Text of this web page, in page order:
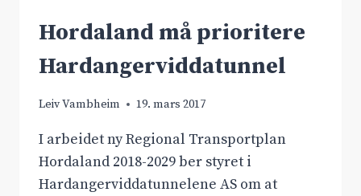
Hordaland må prioritere
Hardangerviddatunnel
Leiv Vambheim 19. mars 2017
I arbeidet ny Regional Transportplan
Hordaland 2018-2029 ber styret i
Hardangerviddatunnelene AS om at